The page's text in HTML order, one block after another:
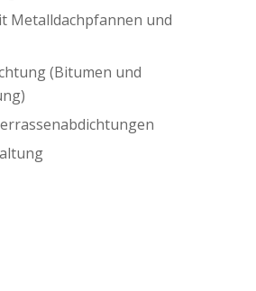
Metalldachpfannen und
(Bitumen und